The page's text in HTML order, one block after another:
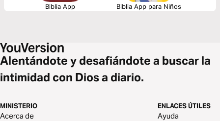
Biblia App Biblia App para Niños
Alentándote y desafiándote a buscar la
intimidad con Dios a diario.
MINISTERIO
Acerca de
ENLACES ÚTILES
Ayuda